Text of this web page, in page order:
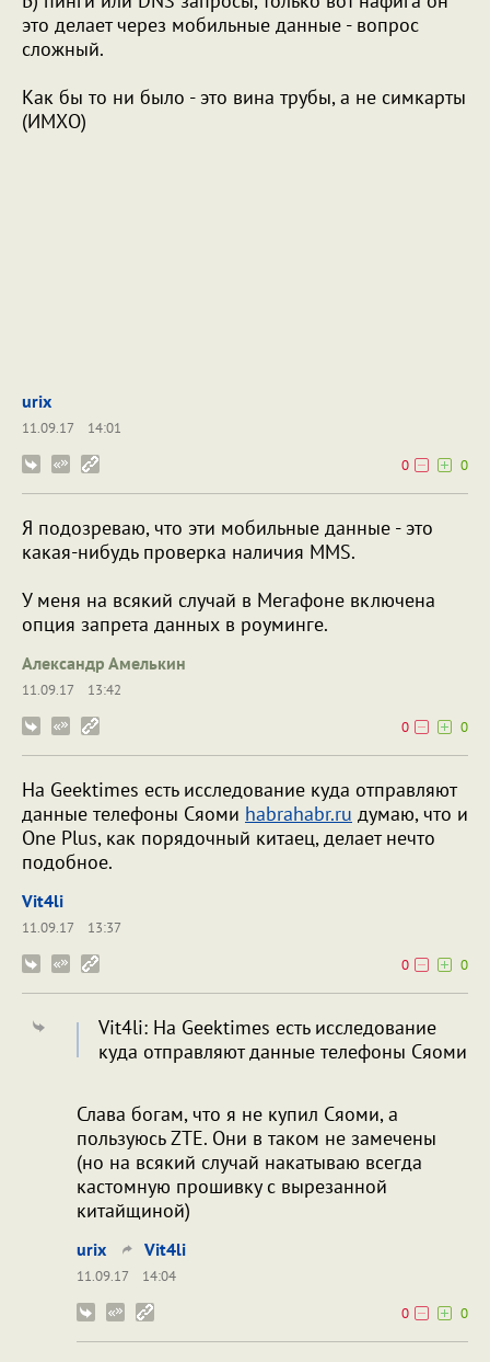
это делает через мобильные данные - вопрос
сложный.
Как бы то ни было - это вина трубы, а не симкарты
(ИМХО)
urix
11.09.17
14:01
0
0
Я подозреваю, что эти мобильные данные - это
какая-нибудь проверка наличия MMS.
У меня на всякий случай в Мегафоне включена
опция запрета данных в роуминге.
Александр Амелькин
11.09.17
13:42
0
0
На Geektimes есть исследование куда отправляют
данные телефоны Сяоми habrahabr.ru думаю, что и
One Plus, как порядочный китаец, делает нечто
подобное.
Vit4li
11.09.17
13:37
0
0
Vit4li: На Geektimes есть исследование
куда отправляют данные телефоны Сяоми
Слава богам, что я не купил Сяоми, а
пользуюсь ZTE. Они в таком не замечены
(но на всякий случай накатываю всегда
кастомную прошивку с вырезанной
китайщиной)
urix Vit4li
11.09.17
14:04
0
0